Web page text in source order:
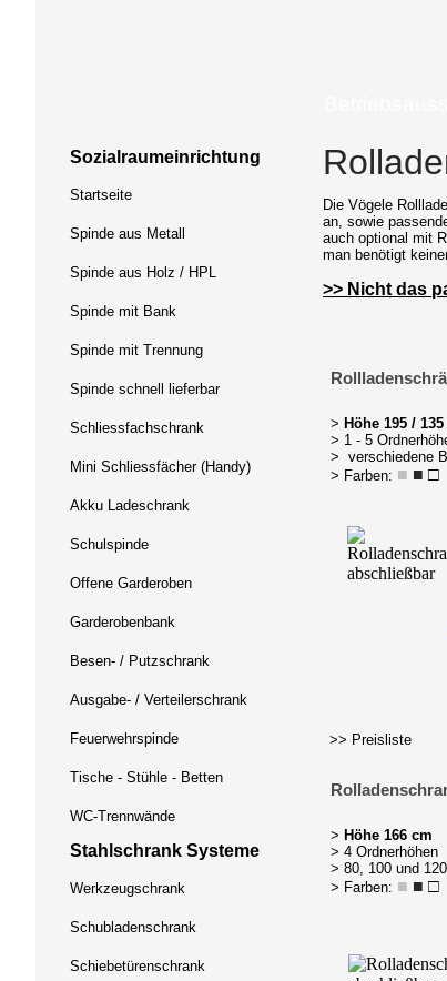
Die Vögele
an, sowie
auch optional mit
man benötigt
>> Nicht das
> Höhe 195 /
> 1 - 5
> verschiedene
> Farben: ■ ■ □
>> Preisliste
> Höhe 166 cm
> 4 Ordnerhöhen
> 80, 100 und
> Farben: ■ ■ □
Sozialraumeinrichtung
Startseite
Spinde aus Metall
Spinde aus Holz / HPL
Spinde mit Bank
Spinde mit Trennung
Spinde schnell lieferbar
Schliessfachschrank
Mini Schliessfächer (Handy)
Akku Ladeschrank
Schulspinde
Offene Garderoben
Garderobenbank
Besen- / Putzschrank
Ausgabe- / Verteilerschrank
Feuerwehrspinde
Tische - Stühle - Betten
WC-Trennwände
Stahlschrank Systeme
Werkzeugschrank
Schubladenschrank
Schiebetürenschrank